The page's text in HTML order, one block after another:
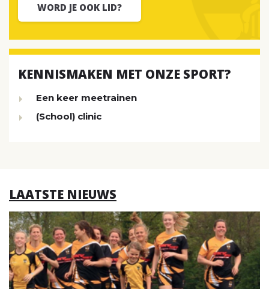
WORD JE OOK LID?
KENNISMAKEN MET ONZE SPORT?
Een keer meetrainen
(School) clinic
LAATSTE NIEUWS